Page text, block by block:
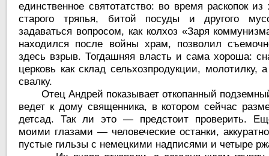
единственное святотатство: во время раскопок
старого тряпья, битой посуды и другого
задаваться вопросом, как колхоз «Заря
находился после войны храм, позволил
здесь взрыв. Тогдашняя власть и сама хороша:
церковь как склад сельхозпродукции, молотилку,
свалку.
Отец Андрей показывает откопанный
ведет к дому священника, в котором сейчас
детсад. Так ли это — предстоит проверить.
моими глазами — человеческие останки,
пустые гильзы с немецкими надписями и четыре